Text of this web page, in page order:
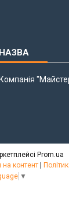
Компанія
Prom.ua
контент |
▼